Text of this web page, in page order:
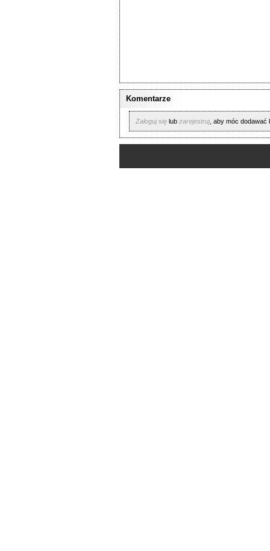
Komentarze
Zaloguj się lub zarejestruj, aby móc dodawać